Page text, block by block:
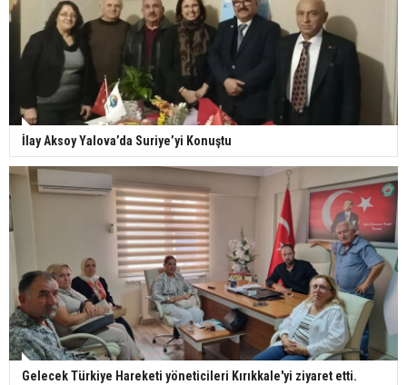
İlay Aksoy Yalova’da Suriye’yi Konuştu
Gelecek Türkiye Hareketi yöneticileri Kırıkkale'yi ziyaret etti.